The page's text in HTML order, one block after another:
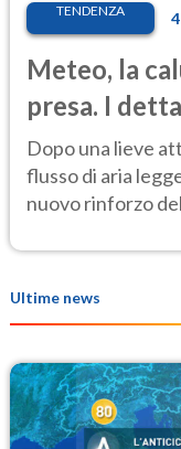
TENDENZA
Meteo, la
presa. I
Dopo una lieve
flusso di aria
nuovo rinforzo
Ultime news